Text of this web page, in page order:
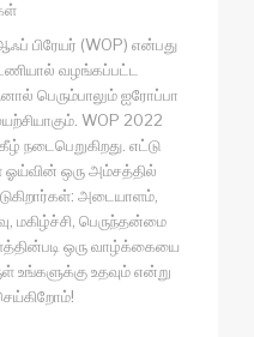
பிரேயர் (WOP) என்பது
வழங்கப்பட்ட
பெரும்பாலும் ஐரோப்பா
WOP 2022
நடைபெறுகிறது. எட்டு
ஓய்வின் ஒரு அம்சத்தில்
அடையாளம்,
மகிழ்ச்சி, பெருந்தன்மை
ஒரு வாழ்க்கையை
உதவும் என்று